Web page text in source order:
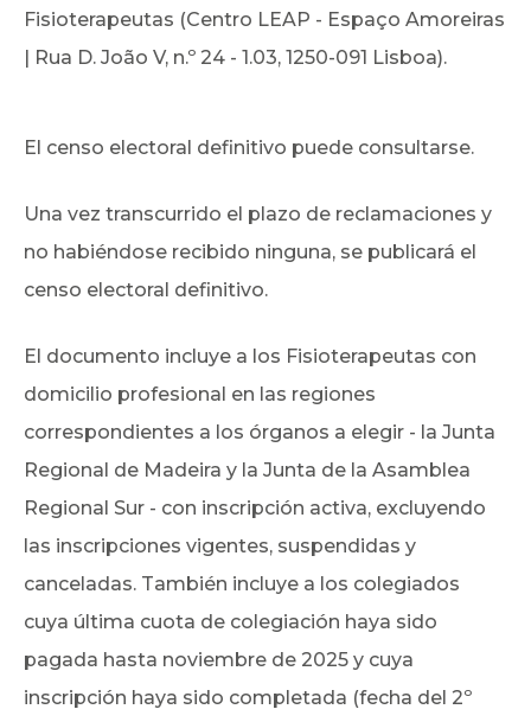
Fisioterapeutas (Centro LEAP - Espaço Amoreiras
| Rua D. João V, n.º 24 - 1.03, 1250-091 Lisboa).
El censo electoral definitivo puede consultarse.
Una vez transcurrido el plazo de reclamaciones y
no habiéndose recibido ninguna, se publicará el
censo electoral definitivo.
El documento incluye a los Fisioterapeutas con
domicilio profesional en las regiones
correspondientes a los órganos a elegir - la Junta
Regional de Madeira y la Junta de la Asamblea
Regional Sur - con inscripción activa, excluyendo
las inscripciones vigentes, suspendidas y
canceladas. También incluye a los colegiados
cuya última cuota de colegiación haya sido
pagada hasta noviembre de 2025 y cuya
inscripción haya sido completada (fecha del 2º